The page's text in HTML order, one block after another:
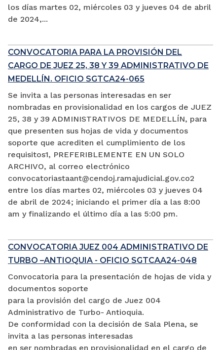
los días martes 02, miércoles 03 y jueves 04 de abril
de 2024,...
CONVOCATORIA PARA LA PROVISIÓN DEL
CARGO DE JUEZ 25, 38 Y 39 ADMINISTRATIVO DE
MEDELLÍN. OFICIO SGTCA24-065
Se invita a las personas interesadas en ser
nombradas en provisionalidad en los cargos de JUEZ
25, 38 y 39 ADMINISTRATIVOS DE MEDELLÍN, para
que presenten sus hojas de vida y documentos
soporte que acrediten el cumplimiento de los
requisitos1, PREFERIBLEMENTE EN UN SOLO
ARCHIVO, al correo electrónico
convocatoriastaant@cendoj.ramajudicial.gov.co2
entre los días martes 02, miércoles 03 y jueves 04
de abril de 2024; iniciando el primer día a las 8:00
am y finalizando el último día a las 5:00 pm.
CONVOCATORIA JUEZ 004 ADMINISTRATIVO DE
TURBO –ANTIOQUIA - OFICIO SGTCAA24-048
Convocatoria para la presentación de hojas de vida y
documentos soporte
para la provisión del cargo de Juez 004
Administrativo de Turbo- Antioquia.
De conformidad con la decisión de Sala Plena, se
invita a las personas interesadas
en ser nombradas en provisionalidad en el cargo de